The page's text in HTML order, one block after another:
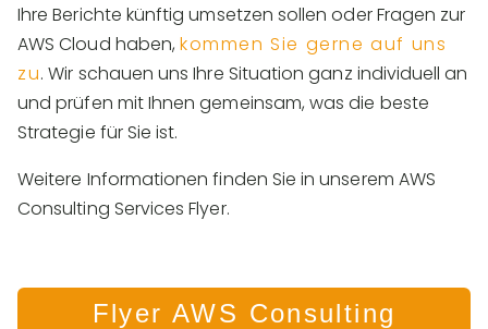
Ihre Berichte künftig umsetzen sollen oder Fragen zur
AWS Cloud haben,kommen Sie gerne auf uns
zu. Wir schauen uns Ihre Situation ganz individuell an
und prüfen mit Ihnen gemeinsam, was die beste
Strategie für Sie ist.
Weitere Informationen finden Sie in unserem AWS
Consulting Services Flyer.
Flyer AWS Consulting